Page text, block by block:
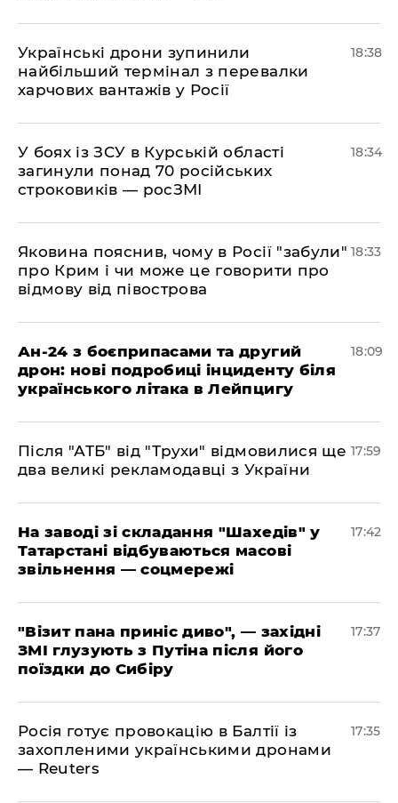
​Українські дрони зупинили
найбільший термінал з перевалки
харчових вантажів у Росії
18:38
​У боях із ЗСУ в Курській області
загинули понад 70 російських
строковиків — росЗМІ
18:34
​Яковина пояснив, чому в Росії "забули"
про Крим і чи може це говорити про
відмову від півострова
18:33
​Ан-24 з боєприпасами та другий
дрон: нові подробиці інциденту біля
українського літака в Лейпцигу
18:09
​Після "АТБ" від "Трухи" відмовилися ще
два великі рекламодавці з України
17:59
​На заводі зі складання "Шахедів" у
Татарстані відбуваються масові
звільнення — соцмережі
17:42
"Візит пана приніс диво", — західні
ЗМІ глузують з Путіна після його
поїздки до Сибіру
17:37
Росія готує провокацію в Балтії із
захопленими українськими дронами
— Reuters
17:35